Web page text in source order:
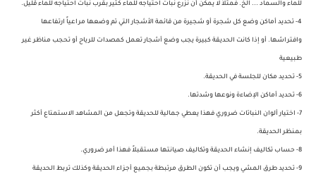
للماء والسماد ... الخ. فمثلاً لا يمكن أن نزرع نبات احتياجه للماء كثير بقرب نبات احتياجه للماء قليل.
4- تحديد أماكن وضع كل شجرة أو شجيرة من قائمة الأشجار التي تم وضعها مراعياً ارتفاعها
وافتراشها. أو إذا كانت الحديقة كبيرة يجب وضع أشجار تعمل كمصدات للرياح أو تحجب مناظر غير
طبيعية
5- تحديد مكان للجلسة في الحديقة.
6- تحديد أماكن الإضاءة ونوعها وشدتها.
7- اختيار ألوان النباتات ضروري فهذا يعطي جمالية للحديقة وتجعل من المشاهد الاستمتاع أكثر
بمنظر الحديقة.
8- حساب تكاليف إنشاء الحديقة وتكاليف صيانتها مستقبلاً فهذا أمر ضروري.
9- تحديد طرق المشي ويجب أن تكون الطرق مرتبطة بجميع أجزاء الحديقة وكذلك تربط الحديقة